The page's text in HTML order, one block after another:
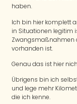
haben.
Ich bin hier komplett
in Situationen legitim
Zwangsmaßnahmen
vorhanden ist.
Genau das ist hier
Übrigens bin ich
und lege mehr
die ich kenne.